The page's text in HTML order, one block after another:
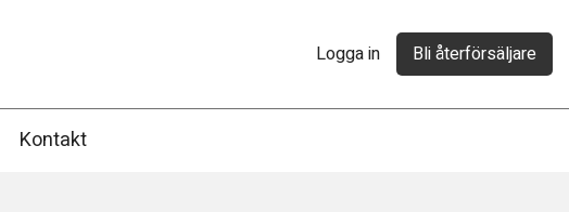
Logga in Bli återförsäljare
Kontakt